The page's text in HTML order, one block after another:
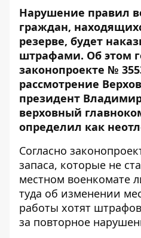
Нарушение правил
граждан,
резерве, будет
штрафами. Об этом
законопроекте №
рассмотрение
президент
верховный
определил как
Согласно
запаса, которые не
местном военкомате
туда об изменении
работы хотят
за повторное